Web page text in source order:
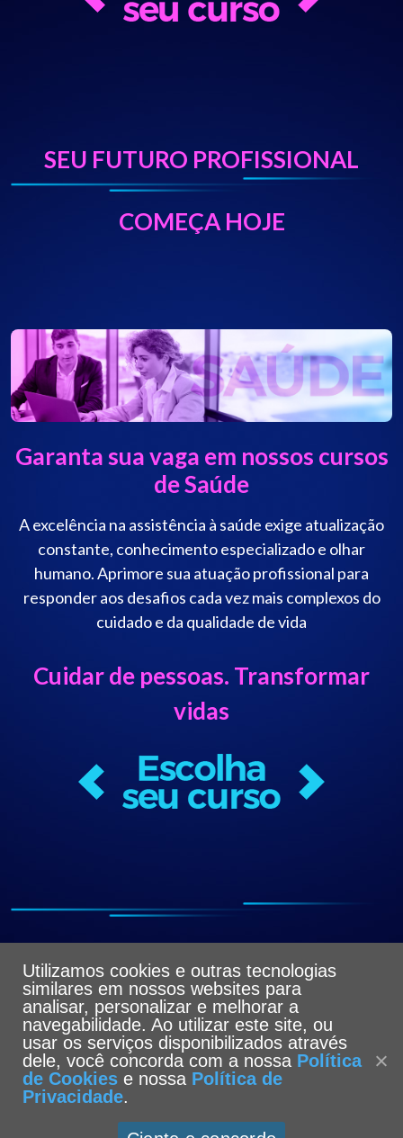
SEU FUTURO PROFISSIONAL
COMEÇA HOJE
Garanta sua vaga em nossos cursos
de Saúde
A excelência na assistência à saúde exige atualização
constante, conhecimento especializado e olhar
humano. Aprimore sua atuação profissional para
responder aos desafios cada vez mais complexos do
cuidado e da qualidade de vida
Cuidar de pessoas. Transformar
vidas
Utilizamos cookies e outras tecnologias
similares em nossos websites para
analisar, personalizar e melhorar a
navegabilidade. Ao utilizar este site, ou
usar os serviços disponibilizados através
dele, você concorda com a nossa Política
de Cookies e nossa Política de
Privacidade.